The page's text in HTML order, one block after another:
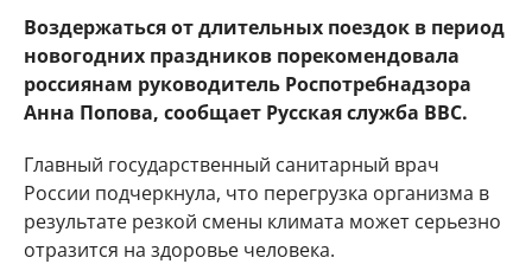
Воздержаться от длительных поездок в период
новогодних праздников порекомендовала
россиянам руководитель Роспотребнадзора
Анна Попова, сообщает Русская служба BBC.
Главный государственный санитарный врач
России подчеркнула, что перегрузка организма в
результате резкой смены климата может серьезно
отразится на здоровье человека.